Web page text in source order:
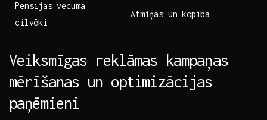
Pensijas⁢ vecuma
‍cilvēki
Atmiņas un⁤ kopība
Veiksmīgas reklāmas kampaņas
mērīšanas ​un ‍optimizācijas
paņēmieni